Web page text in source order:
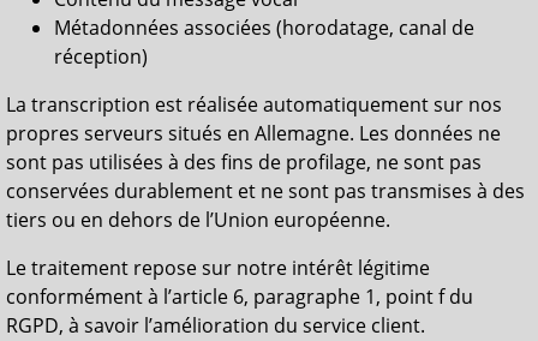
Métadonnées associées (horodatage, canal de
réception)
La transcription est réalisée automatiquement sur nos
propres serveurs situés en Allemagne. Les données ne
sont pas utilisées à des fins de profilage, ne sont pas
conservées durablement et ne sont pas transmises à des
tiers ou en dehors de l’Union européenne.
Le traitement repose sur notre intérêt légitime
conformément à l’article 6, paragraphe 1, point f du
RGPD, à savoir l’amélioration du service client.